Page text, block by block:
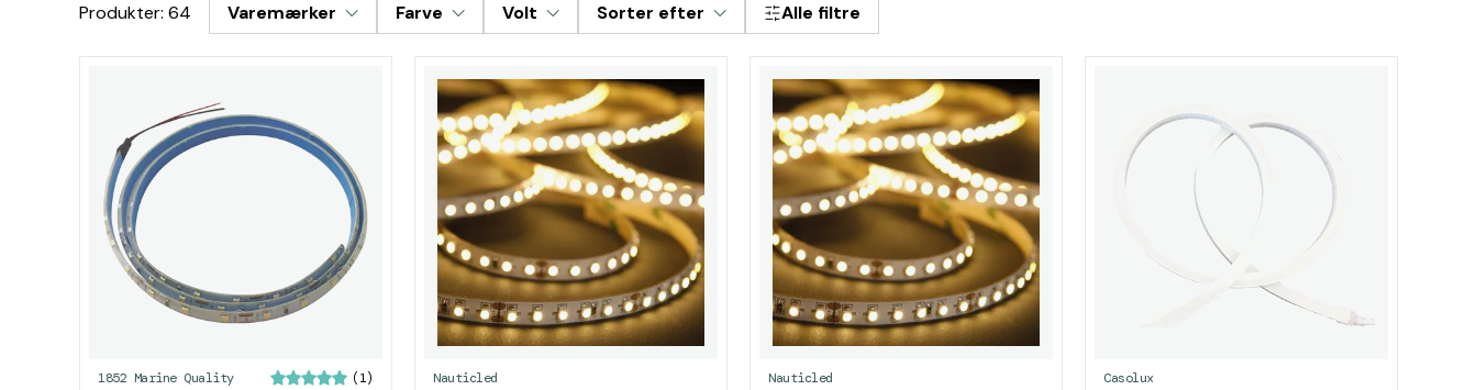
Produkter: 64 Varemærker Farve Volt Sorter efter Alle filtre
1852 Marine Quality (1) Nauticled Nauticled Casolux